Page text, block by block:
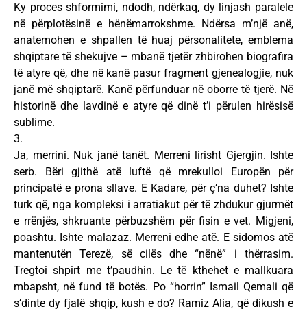
Ky proces shformimi, ndodh, ndërkaq, dy linjash paralele
në përplotësinë e hënëmarrokshme. Ndërsa m’një anë,
anatemohen e shpallen të huaj përsonalitete, emblema
shqiptare të shekujve – mbanë tjetër zhbirohen biografira
të atyre që, dhe në kanë pasur fragment gjenealogjie, nuk
janë më shqiptarë. Kanë përfunduar në oborre të tjerë. Në
historinë dhe lavdinë e atyre që dinë t’i përulen hirësisë
sublime.
3.
Ja, merrini. Nuk janë tanët. Merreni lirisht Gjergjin. Ishte
serb. Bëri gjithë atë luftë që mrekulloi Europën për
principatë e prona sllave. E Kadare, për ç’na duhet? Ishte
turk që, nga kompleksi i arratiakut për të zhdukur gjurmët
e rrënjës, shkruante përbuzshëm për fisin e vet. Migjeni,
poashtu. Ishte malazaz. Merreni edhe atë. E sidomos atë
mantenutën Terezë, së cilës dhe “nënë” i thërrasim.
Tregtoi shpirt me t’paudhin. Le të kthehet e mallkuara
mbapsht, në fund të botës. Po “horrin” Ismail Qemali që
s’dinte dy fjalë shqip, kush e do? Ramiz Alia, që dikush e